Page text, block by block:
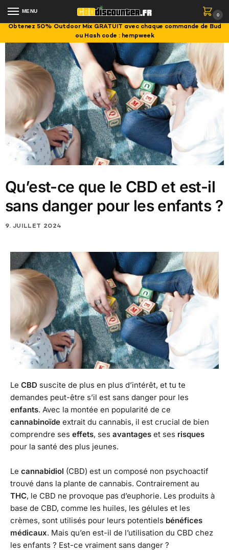
MENU
0
Obtenez 50% Outdoor Mix GRATUIT avec chaque commande de Bud
ou Hash code : hempweek
Qu’est-ce que le CBD et est-il
sans danger pour les enfants ?
9. JUILLET 2024
Le CBD suscite de plus en plus d’intérêt, et tu te
demandes peut-être s’il est sans danger pour les
enfants. Avec la montée en popularité de ce
cannabinoïde extrait du cannabis, il est crucial de bien
comprendre ses effets, ses avantages et ses risques
pour la santé des plus jeunes.
Le cannabidiol (CBD) est un composé non psychoactif
trouvé dans la plante de cannabis. Contrairement au
THC, le CBD ne provoque pas d’euphorie. Les produits à
base de CBD, comme les huiles, les gélules et les
crèmes, sont utilisés pour leurs potentiels bénéfices
médicaux. Mais qu’en est-il de l’utilisation du CBD chez
les enfants ? Est-ce vraiment sans danger ?